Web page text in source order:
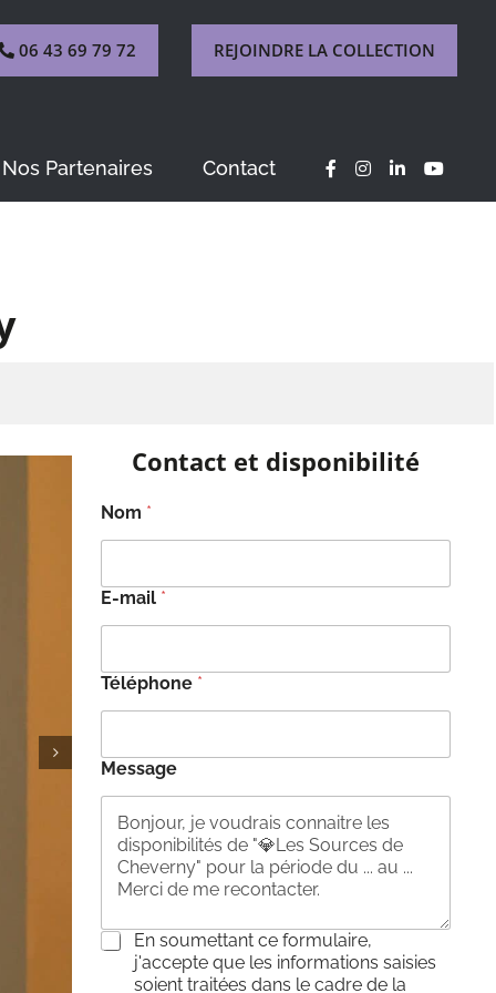
06 43 69 79 72 REJOINDRE LA COLLECTION
Nos Partenaires Contact
Contact et disponibilité
Nom *
E-mail *
Téléphone *
Message
C
En soumettant ce formulaire,
j'accepte que les informations saisies
soient traitées dans le cadre de la